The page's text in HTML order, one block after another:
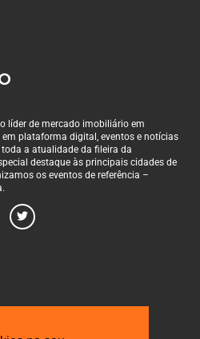
líder de mercado imobiliário em
plataforma digital, eventos e notícias
a atualidade da fileira da
destaque às principais cidades de
os eventos de referência –